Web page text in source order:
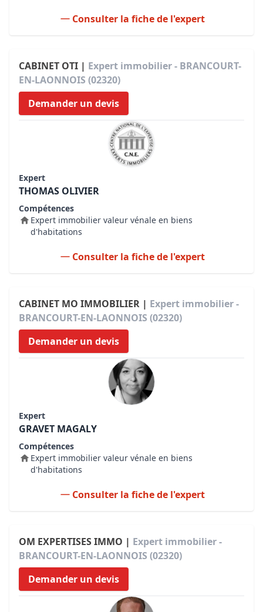
Consulter la fiche de l'expert
CABINET OTI | Expert immobilier - BRANCOURT-
EN-LAONNOIS (02320)
Demander un devis
Expert
THOMAS OLIVIER
Compétences
Expert immobilier valeur vénale en biens
d'habitations
Consulter la fiche de l'expert
CABINET MO IMMOBILIER | Expert immobilier -
BRANCOURT-EN-LAONNOIS (02320)
Demander un devis
Expert
GRAVET MAGALY
Compétences
Expert immobilier valeur vénale en biens
d'habitations
Consulter la fiche de l'expert
OM EXPERTISES IMMO | Expert immobilier -
BRANCOURT-EN-LAONNOIS (02320)
Demander un devis